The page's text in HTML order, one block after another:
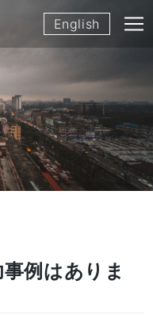
English
例はありま